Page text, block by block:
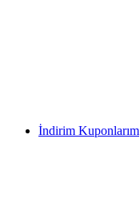
İndirim Kuponlarım